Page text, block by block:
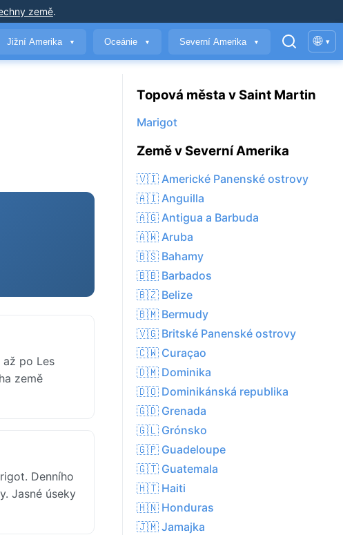
země.
Jižní Amerika ▼ Oceánie ▼ Severní Amerika ▼ 🌐 ▾
po Les
země
Denního
Jasné úseky
Topová města v Saint Martin
Marigot
Země v Severní Amerika
🇻🇮 Americké Panenské ostrovy
🇦🇮 Anguilla
🇦🇬 Antigua a Barbuda
🇦🇼 Aruba
🇧🇸 Bahamy
🇧🇧 Barbados
🇧🇿 Belize
🇧🇲 Bermudy
🇻🇬 Britské Panenské ostrovy
🇨🇼 Curaçao
🇩🇲 Dominika
🇩🇴 Dominikánská republika
🇬🇩 Grenada
🇬🇱 Grónsko
🇬🇵 Guadeloupe
🇬🇹 Guatemala
🇭🇹 Haiti
🇭🇳 Honduras
🇯🇲 Jamajka